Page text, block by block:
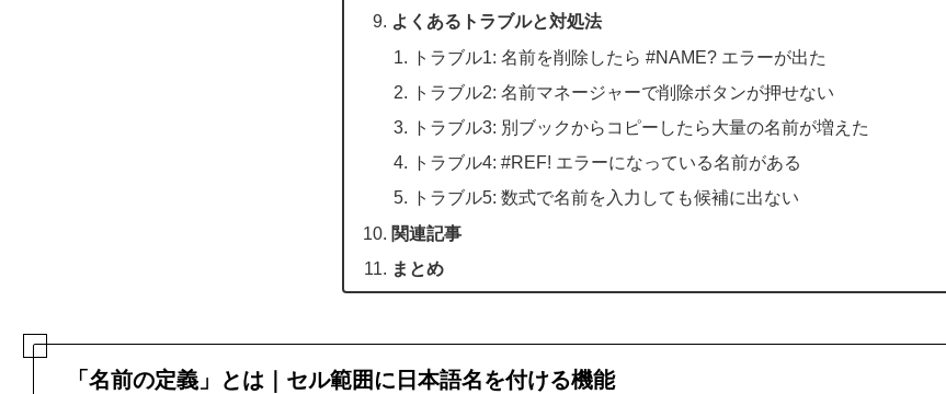
よくあるトラブルと対処法
トラブル1: 名前を削除したら #NAME? エラーが出た
トラブル2: 名前マネージャーで削除ボタンが押せない
トラブル3: 別ブックからコピーしたら大量の名前が増えた
トラブル4: #REF! エラーになっている名前がある
トラブル5: 数式で名前を入力しても候補に出ない
関連記事
まとめ
「名前の定義」とは｜セル範囲に日本語名を付ける機能